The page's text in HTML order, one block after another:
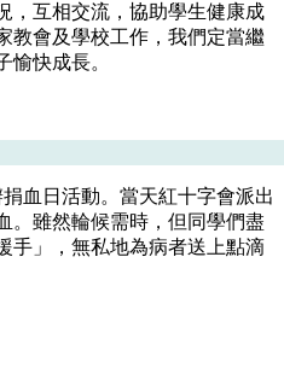
，互相交流，協助學生健康成
教會及學校工作，我們定當繼
愉快成長。
血日活動。當天紅十字會派出
。雖然輪候需時，但同學們盡
手」，無私地為病者送上點滴